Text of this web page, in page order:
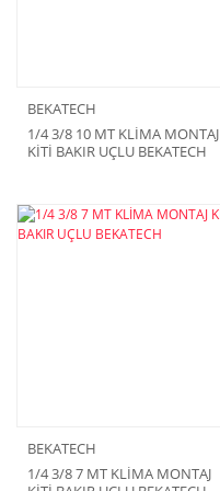
BEKATECH
1/4 3/8 10 MT KLİMA MONTAJ
KİTİ BAKIR UÇLU BEKATECH
BEKATECH
1/4 3/8 7 MT KLİMA MONTAJ